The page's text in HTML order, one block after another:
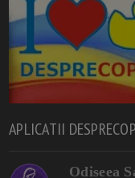
APLICATII
Odiseea